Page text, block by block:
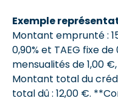
Exemple
Montant emprunté :
0,90% et TAEG fixe de
mensualités de 1,00 €
Montant total du
total dû : 12,00 €.